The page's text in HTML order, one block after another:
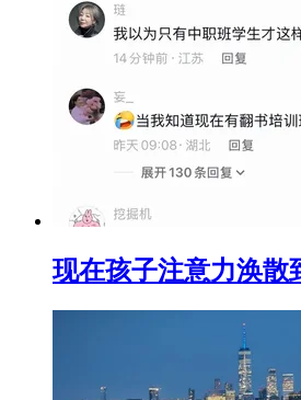
现在孩子注意力涣散